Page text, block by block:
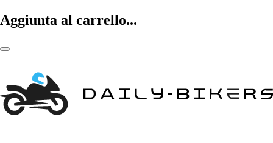
Aggiunta al carrello...